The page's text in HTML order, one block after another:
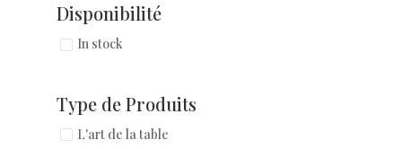
Disponibilité
In stock
Type de Produits
L'art de la table